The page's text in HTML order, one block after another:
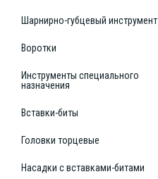
Шарнирно-губцевый инструмент
Воротки
Инструменты специального
назначения
Вставки-биты
Головки торцевые
Насадки с вставками-битами